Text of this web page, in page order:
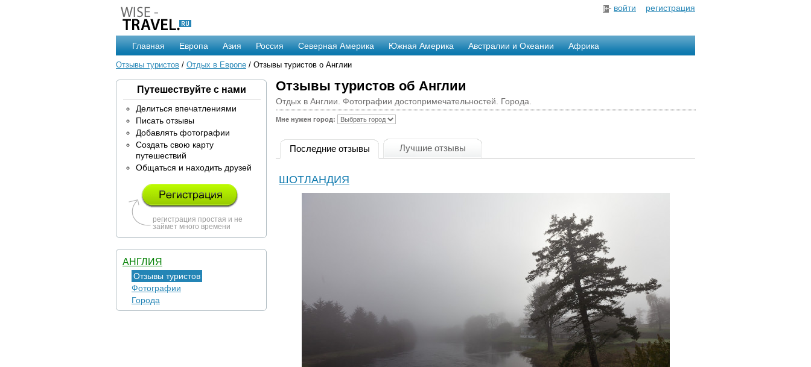
войти регистрация
Главная Европа Азия Россия Северная Америка Южная Америка Австралии и Океании Африка
Отзывы туристов / Отдых в Европе / Отзывы туристов о Англии
Путешествуйте с нами
Делиться впечатлениями
Писать отзывы
Добавлять фотографии
Создать свою карту
путешествий
Общаться и находить друзей
регистрация простая и не
займет много времени
АНГЛИЯ
Отзывы туристов
Фотографии
Города
Отзывы туристов об Англии
Отдых в Англии. Фотографии достопримечательностей. Города.
Мне нужен город:
Последние отзывы Лучшие отзывы
ШОТЛАНДИЯ